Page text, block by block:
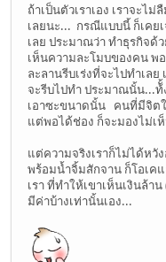
ถ้าเป็นตัวเราเอง เราจะไ
เลยนะ... กรณีแบบนี้ ก็เคย
เลย ประมาณว่า ทำธุรกิจด้
เห็นความละโมบของคน พ
ละลานรีบเร่งที่จะไปทำเล
จะรีบไปทำ ประมาณนั้น...ท้ั้
เอาซะขนาดนั้น คนที่มีจิต
แต่พอได้ช่อง ก็จะมองไม่เ
แต่ความจริงเราก็ไม่ได้หวั
พร้อมน้ำจิ้มสักจาน ก็โอเค
เรา ที่ทำให้เขาเห็นเงินล้า
มีค่าบ้างเท่านั้นเอง...